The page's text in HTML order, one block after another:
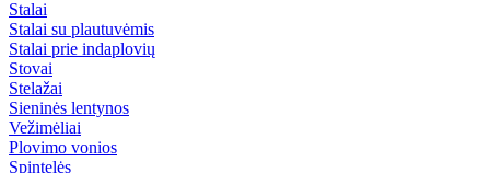
Stalai
Stalai su plautuvėmis
Stalai prie indaplovių
Stovai
Stelažai
Sieninės lentynos
Vežimėliai
Plovimo vonios
Spintelės